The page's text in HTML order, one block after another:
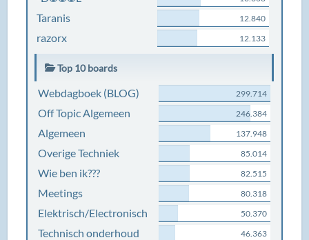
Taranis 12.840
razorx 12.133
Top 10 boards
Webdagboek (BLOG) 299.714
Off Topic Algemeen 246.384
Algemeen 137.948
Overige Techniek 85.014
Wie ben ik??? 82.515
Meetings 80.318
Elektrisch/Electronisch 50.370
Technisch onderhoud 46.363